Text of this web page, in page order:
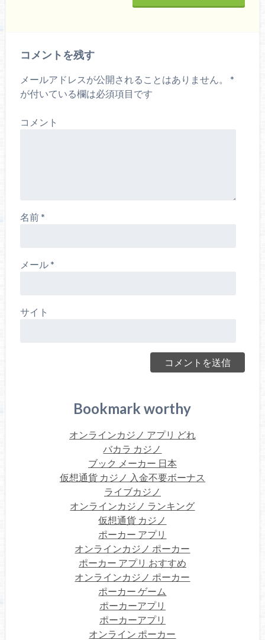
コメントを残す
メールアドレスが公開されることはありません。
*
が付いている欄は必須項目です
コメント
名前*
メール*
サイト
Bookmark worthy
オンラインカジノ アプリ どれ
バカラ カジノ
ブック メーカー 日本
仮想通貨 カジノ 入金不要ボーナス
ライブカジノ
オンラインカジノ ランキング
仮想通貨 カジノ
ポーカー アプリ
オンラインカジノ ポーカー
ポーカー アプリ おすすめ
オンラインカジノ ポーカー
ポーカー ゲーム
ポーカーアプリ
ポーカーアプリ
オンライン ポーカー